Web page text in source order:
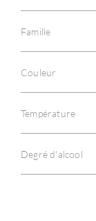
Famille
Couleur
Température
Degré d'alcool